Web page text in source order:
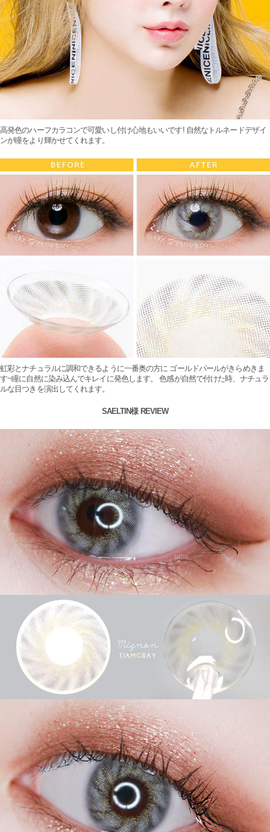
高発色のハーフカラコンで可愛いし付け心地もいいです! 自然なトルネードデザイ
ンが瞳をより輝かせてくれます。
虹彩とナチュラルに調和できるように一番奥の方に ゴールドパールがきらめきま
す~瞳に自然に染み込んでキレイに発色します。 色感が自然で付けた時、ナチュラ
ルな目つきを演出してくれます。
SAELTIN様 REVIEW